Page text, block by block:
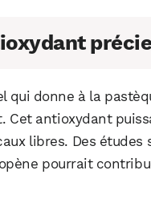
qui donne à la
Cet antioxydant
libres. Des études
pourrait